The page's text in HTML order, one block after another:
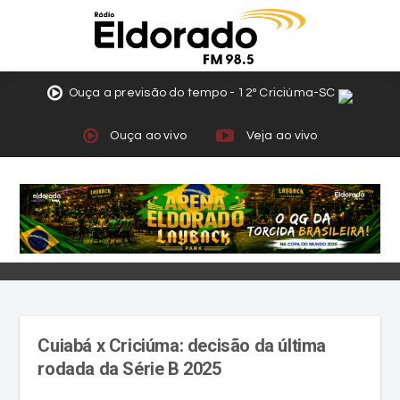
Ouça a previsão do tempo - 12º Criciúma-SC
Ouça ao vivo Veja ao vivo
Para garantir o acesso sem depender de outros
resultados, o Criciúma precisa vencer